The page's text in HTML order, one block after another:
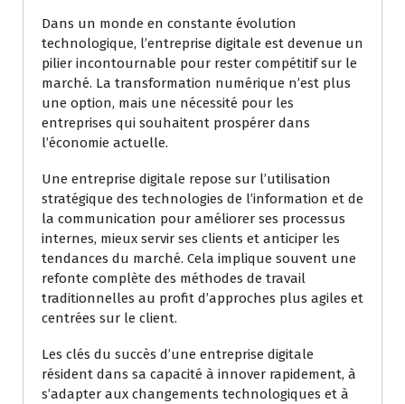
Dans un monde en constante évolution
technologique, l’entreprise digitale est devenue un
pilier incontournable pour rester compétitif sur le
marché. La transformation numérique n’est plus
une option, mais une nécessité pour les
entreprises qui souhaitent prospérer dans
l’économie actuelle.
Une entreprise digitale repose sur l’utilisation
stratégique des technologies de l’information et de
la communication pour améliorer ses processus
internes, mieux servir ses clients et anticiper les
tendances du marché. Cela implique souvent une
refonte complète des méthodes de travail
traditionnelles au profit d’approches plus agiles et
centrées sur le client.
Les clés du succès d’une entreprise digitale
résident dans sa capacité à innover rapidement, à
s’adapter aux changements technologiques et à